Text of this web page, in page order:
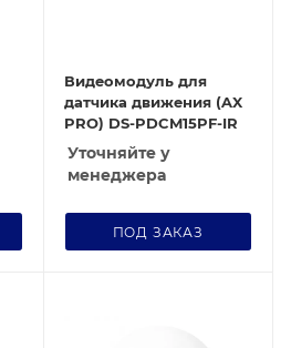
Видеомодуль для
датчика движения (AX
PRO) DS-PDCM15PF-IR
Уточняйте у
менеджера
ПОД ЗАКАЗ